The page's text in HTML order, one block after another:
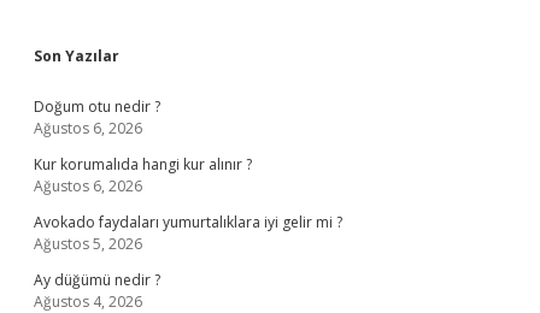
Sidebar
Son Yazılar
Doğum otu nedir ?
Ağustos 6, 2026
Kur korumalıda hangi kur alınır ?
Ağustos 6, 2026
Avokado faydaları yumurtalıklara iyi gelir mi ?
Ağustos 5, 2026
Ay düğümü nedir ?
Ağustos 4, 2026